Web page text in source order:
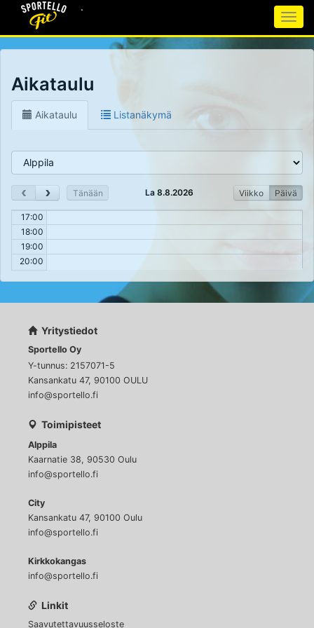
Siirry
.
Aikataulu
Aikataulu Listanäkymä
‹ › Tänään La 8.8.2026 Viikko Päivä
17:00
18:00
19:00
20:00
Yritystiedot
Sportello Oy
Y-tunnus: 2157071-5
Kansankatu 47, 90100 OULU
info@sportello.fi
Toimipisteet
Alppila
Kaarnatie 38, 90530 Oulu
info@sportello.fi
City
Kansankatu 47, 90100 Oulu
info@sportello.fi
Kirkkokangas
info@sportello.fi
Linkit
Saavutettavuusseloste